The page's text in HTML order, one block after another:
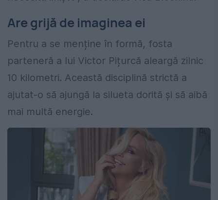
Are grijă de imaginea ei
Pentru a se menține în formă, fosta
parteneră a lui Victor Pițurcă aleargă zilnic
10 kilometri. Această disciplină strictă a
ajutat-o să ajungă la silueta dorită și să aibă
mai multă energie.